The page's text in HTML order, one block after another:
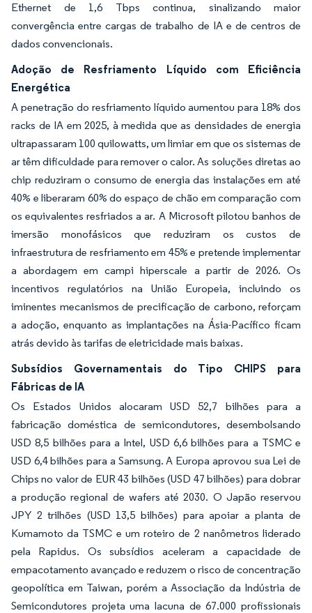
Ethernet de 1,6 Tbps continua, sinalizando maior
convergência entre cargas de trabalho de IA e de centros de
dados convencionais.
Adoção de Resfriamento Líquido com Eficiência
Energética
A penetração do resfriamento líquido aumentou para 18% dos
racks de IA em 2025, à medida que as densidades de energia
ultrapassaram 100 quilowatts, um limiar em que os sistemas de
ar têm dificuldade para remover o calor. As soluções diretas ao
chip reduziram o consumo de energia das instalações em até
40% e liberaram 60% do espaço de chão em comparação com
os equivalentes resfriados a ar. A Microsoft pilotou banhos de
imersão monofásicos que reduziram os custos de
infraestrutura de resfriamento em 45% e pretende implementar
a abordagem em campi hiperscale a partir de 2026. Os
incentivos regulatórios na União Europeia, incluindo os
iminentes mecanismos de precificação de carbono, reforçam
a adoção, enquanto as implantações na Ásia-Pacífico ficam
atrás devido às tarifas de eletricidade mais baixas.
Subsídios Governamentais do Tipo CHIPS para
Fábricas de IA
Os Estados Unidos alocaram USD 52,7 bilhões para a
fabricação doméstica de semicondutores, desembolsando
USD 8,5 bilhões para a Intel, USD 6,6 bilhões para a TSMC e
USD 6,4 bilhões para a Samsung. A Europa aprovou sua Lei de
Chips no valor de EUR 43 bilhões (USD 47 bilhões) para dobrar
a produção regional de wafers até 2030. O Japão reservou
JPY 2 trilhões (USD 13,5 bilhões) para apoiar a planta de
Kumamoto da TSMC e um roteiro de 2 nanômetros liderado
pela Rapidus. Os subsídios aceleram a capacidade de
empacotamento avançado e reduzem o risco de concentração
geopolítica em Taiwan, porém a Associação da Indústria de
Semicondutores projeta uma lacuna de 67.000 profissionais